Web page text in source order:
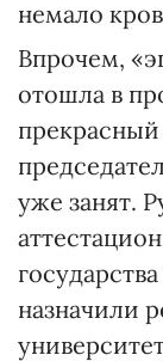
немало
Впрочем,
отошла в
прекрасный
уже занят.
назначили